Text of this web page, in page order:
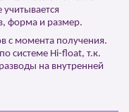
форма и размер.
с момента получения.
системе Hi-float, т.к.
на внутренней